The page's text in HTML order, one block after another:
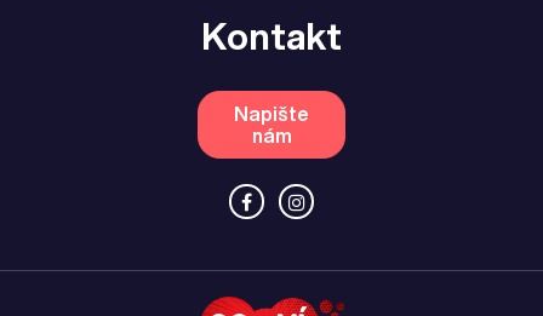
Kontakt
Napište
nám